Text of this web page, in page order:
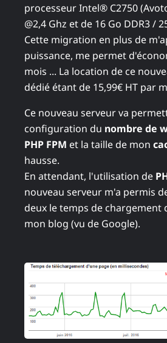
processeur Intel® C2750
@2,4 Ghz et de 16 Go DDR3 /
Cette migration en plus de
puissance, me permet
mois ... La location de ce
dédié étant de 15,99€ HT par
Ce nouveau serveur va
configuration du nombre de
PHP FPM et la taille de mon
hausse.
En attendant, l'utilisation de
nouveau serveur m'a permis
deux le temps de chargement
mon blog (vu de Google).